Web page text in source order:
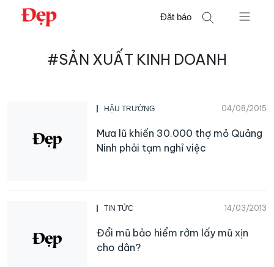
Chuyển
Đặt báo
#SẢN XUẤT KINH DOANH
HẬU TRƯỜNG 04/08/2015
Mưa lũ khiến 30.000 thợ mỏ Quảng
Ninh phải tạm nghỉ việc
TIN TỨC 14/03/2013
Đổi mũ bảo hiểm rởm lấy mũ xịn
cho dân?